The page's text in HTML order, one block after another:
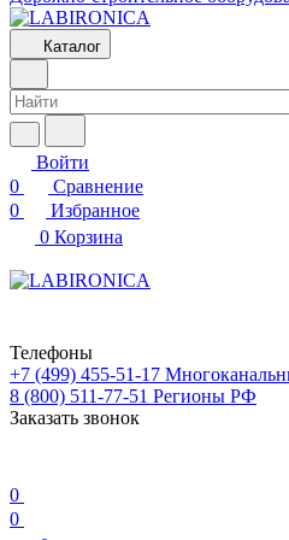
Каталог
Войти
0
Сравнение
0
Избранное
0 Корзина
Телефоны
+7 (499) 455-51-17
8 (800) 511-77-51 Регионы РФ
Заказать звонок
0
0